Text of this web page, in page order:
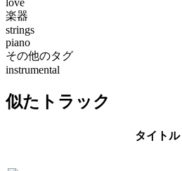
楽器
strings
piano
その他のタグ
instrumental
似たトラック
タイトル